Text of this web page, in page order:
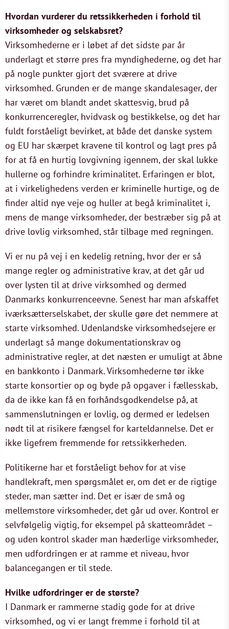
Hvordan vurderer du retssikkerheden i forhold til
virksomheder og selskabsret?
Virksomhederne er i løbet af det sidste par år
underlagt et større pres fra myndighederne, og det har
på nogle punkter gjort det sværere at drive
virksomhed. Grunden er de mange skandalesager, der
har været om blandt andet skattesvig, brud på
konkurrenceregler, hvidvask og bestikkelse, og det har
fuldt forståeligt bevirket, at både det danske system
og EU har skærpet kravene til kontrol og lagt pres på
for at få en hurtig lovgivning igennem, der skal lukke
hullerne og forhindre kriminalitet. Erfaringen er blot,
at i virkelighedens verden er kriminelle hurtige, og de
finder altid nye veje og huller at begå kriminalitet i,
mens de mange virksomheder, der bestræber sig på at
drive lovlig virksomhed, står tilbage med regningen.
Vi er nu på vej i en kedelig retning, hvor der er så
mange regler og administrative krav, at det går ud
over lysten til at drive virksomhed og dermed
Danmarks konkurrenceevne. Senest har man afskaffet
iværksætterselskabet, der skulle gøre det nemmere at
starte virksomhed. Udenlandske virksomhedsejere er
underlagt så mange dokumentationskrav og
administrative regler, at det næsten er umuligt at åbne
en bankkonto i Danmark. Virksomhederne tør ikke
starte konsortier op og byde på opgaver i fællesskab,
da de ikke kan få en forhåndsgodkendelse på, at
sammenslutningen er lovlig, og dermed er ledelsen
nødt til at risikere fængsel for karteldannelse. Det er
ikke ligefrem fremmende for retssikkerheden.
Politikerne har et forståeligt behov for at vise
handlekraft, men spørgsmålet er, om det er de rigtige
steder, man sætter ind. Det er især de små og
mellemstore virksomheder, det går ud over. Kontrol er
selvfølgelig vigtig, for eksempel på skatteområdet –
og uden kontrol skader man hæderlige virksomheder,
men udfordringen er at ramme et niveau, hvor
balancegangen er til stede.
Hvilke udfordringer er de største?
I Danmark er rammerne stadig gode for at drive
virksomhed, og vi er langt fremme i forhold til at